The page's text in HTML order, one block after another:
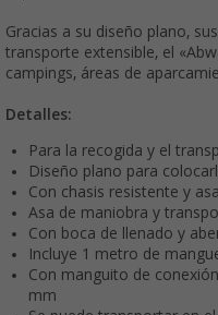
Gracias a su diseño plano,
transporte extensible, el
campings, áreas de
Detalles:
Para la recogida y el
Diseño plano para
Con chasis resistente y
Asa de maniobra y
Con boca de llenado y
Incluye 1 metro de
Con manguito de
mm